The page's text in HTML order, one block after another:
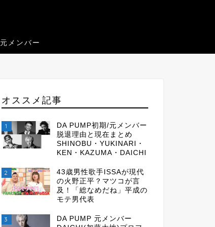
元メンバー
オススメ記事
1
DA PUMP初期/元メンバー
脱退理由と現在まとめ
SHINOBU・YUKINARI・
KEN・KAZUMA・DAICHI
2
43歳男性歌手ISSAが現代
の火野正平？マツコが言
及！「総なめだね」平成の
モテ男代表
3
DA PUMP 元メンバー